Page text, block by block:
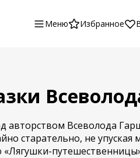
Меню Избранное
авторством Всеволода
старательно, не упуская
«Лягушки-